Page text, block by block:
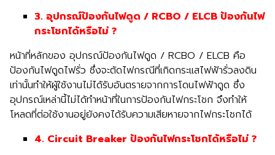
3. อุปกรณ์ป้องกันไฟดูด / RCBO / ELCB ป้องกันไฟ
กระโชกได้หรือไม่ ?
หน้าที่หลักของ อุปกรณ์ป้องกันไฟดูด / RCBO / ELCB คือ
ป้องกันไฟดูดไฟรั่ว ซึ่งจะตัดไฟกรณีที่เกิดกระแสไฟฟ้ารั่วลงดิน
เท่านั้นทำให้ผู้ใช้งานไม่ได้รับอันตรายจากการโดนไฟฟ้าดูด ซึ่ง
อุปกรณ์เหล่านี้ไม่ได้ทำหน้าที่ในการป้องกันไฟกระโชก จึงทำให้
โหลดที่ต่อใช้งานอยู่ยังคงได้รับความเสียหายจากไฟกระโชกได้
4. Circuit Breaker ป้องกันไฟกระโชกได้หรือไม่ ?